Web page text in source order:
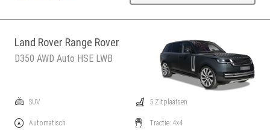
Land Rover Range Rover
D350 AWD Auto HSE LWB
SUV
Automatisch
5 Zitplaatsen
Tractie: 4x4